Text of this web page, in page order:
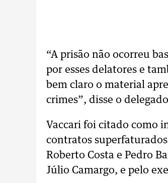
“A prisão não ocorreu
por esses delatores e
bem claro o material
crimes”, disse o
Vaccari foi citado como
contratos
Roberto Costa e Pedro
Júlio Camargo, e pelo